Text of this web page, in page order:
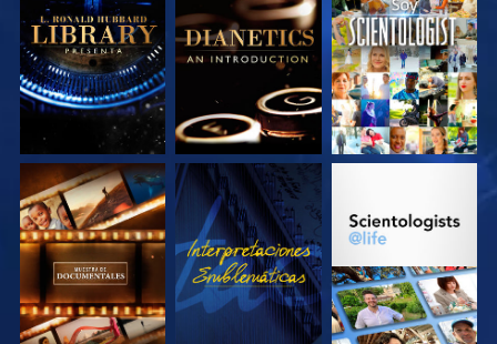
EXPLORA LAS
SERIES
EXPLORA LAS
SERIES
VE
EXPLORA LAS
SERIES
VE
EXPLORA LAS